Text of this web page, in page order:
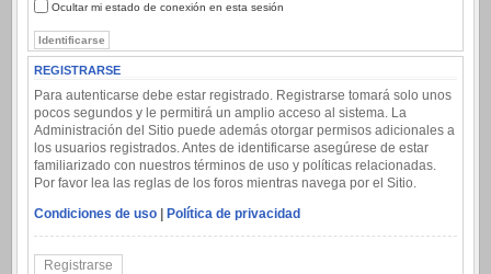
Ocultar mi estado de conexión en esta sesión
REGISTRARSE
Para autenticarse debe estar registrado. Registrarse tomará solo unos
pocos segundos y le permitirá un amplio acceso al sistema. La
Administración del Sitio puede además otorgar permisos adicionales a
los usuarios registrados. Antes de identificarse asegúrese de estar
familiarizado con nuestros términos de uso y políticas relacionadas.
Por favor lea las reglas de los foros mientras navega por el Sitio.
Condiciones de uso | Política de privacidad
Registrarse